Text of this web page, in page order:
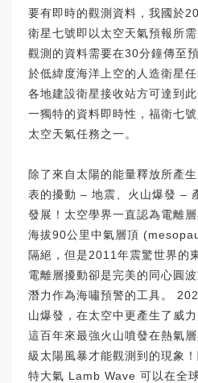
要有即時的觀測資料，我國於
衛星七號即以太空天氣預報所
觀測的資料需要在30分鐘傳至
於低緯度海洋上空的人造衛星
各地建設衛星接收站方可達到
一獨特的資料即時性，福衛七
太空天氣任務之一。
除了來自太陽的能量釋放所產
表的擾動 – 地震、火山爆發 –
發展！太空學界一直認為電離
海拔90公里中氣層頂
隔絕，但是2011年震驚世界的
電離層擾動卻是完美的同心圓
潛力作為海嘯預警的工具。
山爆發，在太空中更產生了威
這百年來最強火山噴發在熱氣
級太陽風暴才能觀測到的現象
特大氣 Lamb Wave 可以在全